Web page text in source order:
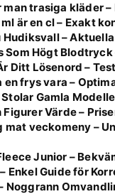
man trasiga kläder
är en cl – Exakt
Hudiksvall –
Som Högt
Ditt Lösenord –
en frys vara –
Gamla
Figurer Värde –
veckomeny –
Junior –
– Enkel Guide för
Noggrann